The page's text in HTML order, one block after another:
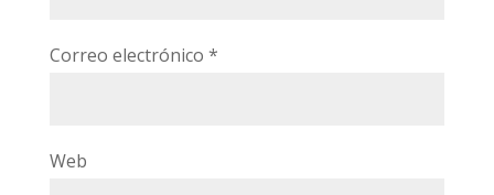
Correo electrónico *
Web